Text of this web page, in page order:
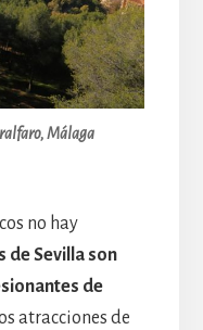
Málaga
no hay
de Sevilla son
de
atracciones de